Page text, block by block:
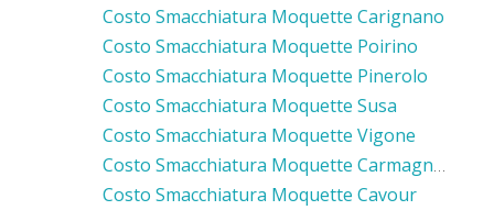
Costo Smacchiatura Moquette Carignano
Costo Smacchiatura Moquette Poirino
Costo Smacchiatura Moquette Pinerolo
Costo Smacchiatura Moquette Susa
Costo Smacchiatura Moquette Vigone
Costo Smacchiatura Moquette Carmagnola
Costo Smacchiatura Moquette Cavour